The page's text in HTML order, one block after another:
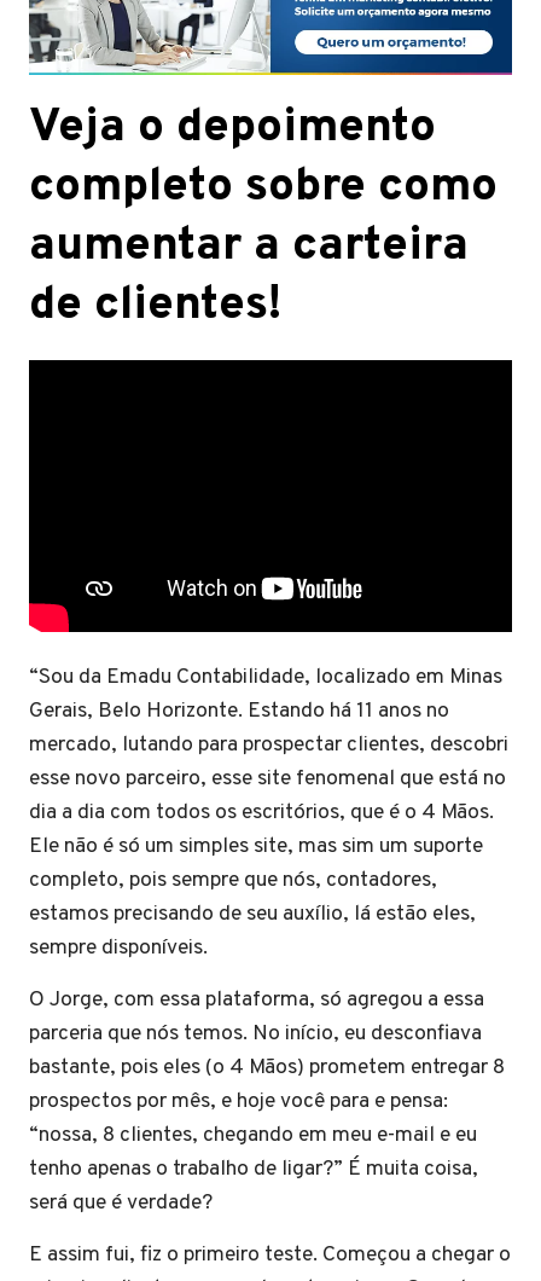
Veja o depoimento
completo sobre como
aumentar a carteira
de clientes!
“Sou da Emadu Contabilidade, localizado em Minas
Gerais, Belo Horizonte. Estando há 11 anos no
mercado, lutando para prospectar clientes, descobri
esse novo parceiro, esse site fenomenal que está no
dia a dia com todos os escritórios, que é o 4 Mãos.
Ele não é só um simples site, mas sim um suporte
completo, pois sempre que nós, contadores,
estamos precisando de seu auxílio, lá estão eles,
sempre disponíveis.
O Jorge, com essa plataforma, só agregou a essa
parceria que nós temos. No início, eu desconfiava
bastante, pois eles (o 4 Mãos) prometem entregar 8
prospectos por mês, e hoje você para e pensa:
“nossa, 8 clientes, chegando em meu e-mail e eu
tenho apenas o trabalho de ligar?” É muita coisa,
será que é verdade?
E assim fui, fiz o primeiro teste. Começou a chegar o